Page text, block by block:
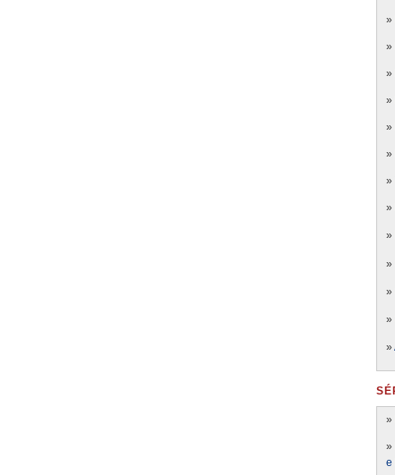
»
»
»
»
»
»
»
»
»
»
»
»
»
»
»
e